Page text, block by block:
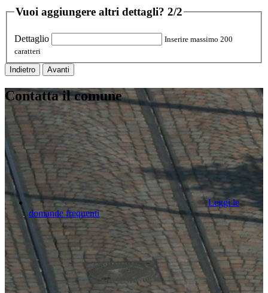
Vuoi aggiungere altri dettagli? 2/2
Dettaglio
Inserire massimo 200
caratteri
Indietro Avanti
Contatta il comune
Leggi le
domande frequenti